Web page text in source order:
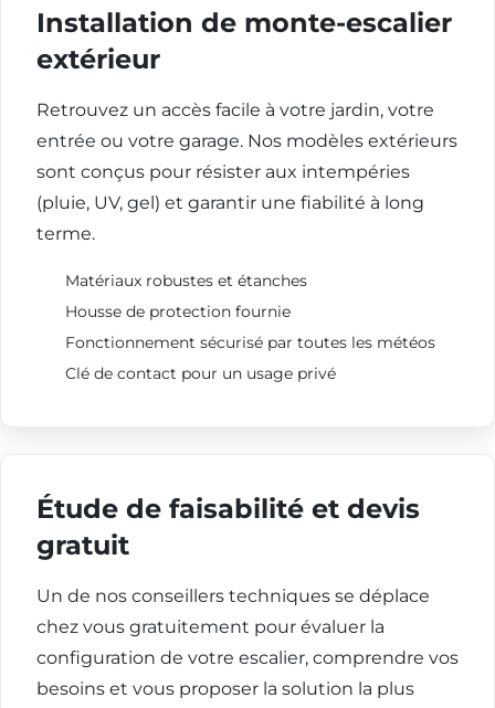
Installation de monte-escalier
extérieur
Retrouvez un accès facile à votre jardin, votre
entrée ou votre garage. Nos modèles extérieurs
sont conçus pour résister aux intempéries
(pluie, UV, gel) et garantir une fiabilité à long
terme.
Matériaux robustes et étanches
Housse de protection fournie
Fonctionnement sécurisé par toutes les météos
Clé de contact pour un usage privé
Étude de faisabilité et devis
gratuit
Un de nos conseillers techniques se déplace
chez vous gratuitement pour évaluer la
configuration de votre escalier, comprendre vos
besoins et vous proposer la solution la plus